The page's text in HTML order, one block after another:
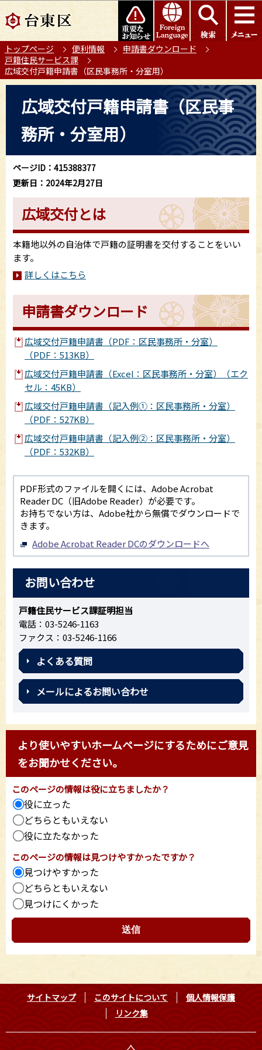
の
ー
ジ
の
このページの本文へ移動
トップページ 便利情報
申請書ダウンロード
戸籍住民サービス課
広域交付戸籍申請書（区民事務所・分室用）
ら
広域交付戸籍申請書（区民事
務所・分室用）
ページID：415388377
更新日：2024年2月27日
広域交付とは
本籍地以外の自治体で戸籍の証明書を交付することをいい
ます。
詳しくはこちら
申請書ダウンロード
広域交付戸籍申請書（PDF：区民事務所・分室）
（PDF：513KB）
広域交付戸籍申請書（Excel：区民事務所・分室）（エク
セル：45KB）
広域交付戸籍申請書（記入例①：区民事務所・分室）
（PDF：527KB）
広域交付戸籍申請書（記入例②：区民事務所・分室）
（PDF：532KB）
PDF形式のファイルを開くには、Adobe Acrobat
Reader DC（旧Adobe Reader）が必要です。
お持ちでない方は、Adobe社から無償でダウンロードで
きます。
Adobe Acrobat Reader DCのダウンロードへ
お問い合わせ
戸籍住民サービス課証明担当
電話：03-5246-1163
ファクス：03-5246-1166
よくある質問
メールによるお問い合わせ
より使いやすいホームページにするためにご意見
をお聞かせください。
このページの情報は役に立ちましたか？
役に立った
どちらともいえない
役に立たなかった
このページの情報は見つけやすかったですか？
見つけやすかった
どちらともいえない
見つけにくかった
サイトマップ このサイトについて
個人情報保護
リンク集